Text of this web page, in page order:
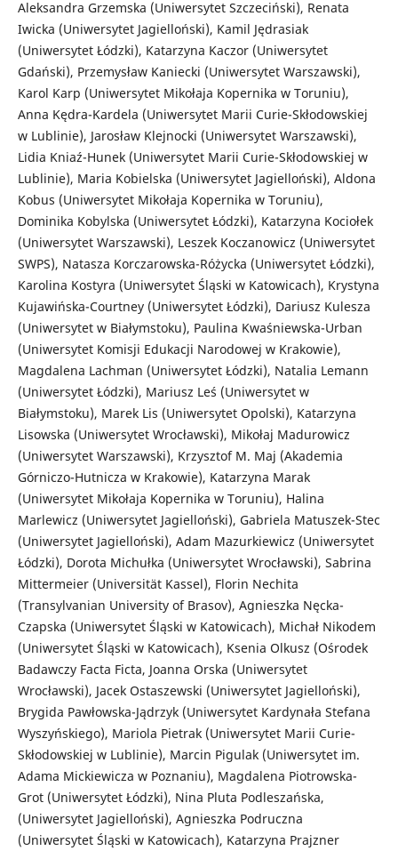
Aleksandra Grzemska (Uniwersytet Szczeciński), Renata
Iwicka (Uniwersytet Jagielloński), Kamil Jędrasiak
(Uniwersytet Łódzki), Katarzyna Kaczor (Uniwersytet
Gdański), Przemysław Kaniecki (Uniwersytet Warszawski),
Karol Karp (Uniwersytet Mikołaja Kopernika w Toruniu),
Anna Kędra-Kardela (Uniwersytet Marii Curie-Skłodowskiej
w Lublinie), Jarosław Klejnocki (Uniwersytet Warszawski),
Lidia Kniaź-Hunek (Uniwersytet Marii Curie-Skłodowskiej w
Lublinie), Maria Kobielska (Uniwersytet Jagielloński), Aldona
Kobus (Uniwersytet Mikołaja Kopernika w Toruniu),
Dominika Kobylska (Uniwersytet Łódzki), Katarzyna Kociołek
(Uniwersytet Warszawski), Leszek Koczanowicz (Uniwersytet
SWPS), Natasza Korczarowska-Różycka (Uniwersytet Łódzki),
Karolina Kostyra (Uniwersytet Śląski w Katowicach), Krystyna
Kujawińska-Courtney (Uniwersytet Łódzki), Dariusz Kulesza
(Uniwersytet w Białymstoku), Paulina Kwaśniewska-Urban
(Uniwersytet Komisji Edukacji Narodowej w Krakowie),
Magdalena Lachman (Uniwersytet Łódzki), Natalia Lemann
(Uniwersytet Łódzki), Mariusz Leś (Uniwersytet w
Białymstoku), Marek Lis (Uniwersytet Opolski), Katarzyna
Lisowska (Uniwersytet Wrocławski), Mikołaj Madurowicz
(Uniwersytet Warszawski), Krzysztof M. Maj (Akademia
Górniczo-Hutnicza w Krakowie), Katarzyna Marak
(Uniwersytet Mikołaja Kopernika w Toruniu), Halina
Marlewicz (Uniwersytet Jagielloński), Gabriela Matuszek-Stec
(Uniwersytet Jagielloński), Adam Mazurkiewicz (Uniwersytet
Łódzki), Dorota Michułka (Uniwersytet Wrocławski), Sabrina
Mittermeier (Universität Kassel), Florin Nechita
(Transylvanian University of Brasov), Agnieszka Nęcka-
Czapska (Uniwersytet Śląski w Katowicach), Michał Nikodem
(Uniwersytet Śląski w Katowicach), Ksenia Olkusz (Ośrodek
Badawczy Facta Ficta, Joanna Orska (Uniwersytet
Wrocławski), Jacek Ostaszewski (Uniwersytet Jagielloński),
Brygida Pawłowska-Jądrzyk (Uniwersytet Kardynała Stefana
Wyszyńskiego), Mariola Pietrak (Uniwersytet Marii Curie-
Skłodowskiej w Lublinie), Marcin Pigulak (Uniwersytet im.
Adama Mickiewicza w Poznaniu), Magdalena Piotrowska-
Grot (Uniwersytet Łódzki), Nina Pluta Podleszańska,
(Uniwersytet Jagielloński), Agnieszka Podruczna
(Uniwersytet Śląski w Katowicach), Katarzyna Prajzner